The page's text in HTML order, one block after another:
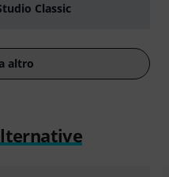
Classic
altro